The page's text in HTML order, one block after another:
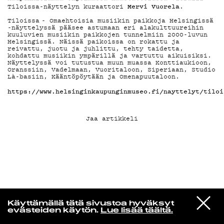
Käyttämällä tätä sivustoa hyväksyt
evästeiden käytön. Lue lisää täältä.
VIESTI
STUDIOON
Mitski
Remember My Name
KIRJAUDU SISÄÄN
Tiloissa-näyttelyn kuraattori Mervi Vuorela.
Tiloissa - Omaehtoisia musiikin paikkoja Helsingissä
-näyttelyssä pääsee astumaan eri alakulttuureihin
kuuluvien musiikin paikkojen tunnelmiin 2000-luvun
Helsingissä. Näissä paikoissa on rokattu ja
reivattu, juotu ja juhlittu, tehty taidetta,
kohdattu musiikin ympärillä ja vartuttu aikuisiksi.
Näyttelyssä voi tutustua muun muassa Konttiaukioon,
Oranssiin, Vadelmaan, Vuoritaloon, Siperiaan, Studio
Là-basiin, Kääntöpöytään ja Omenapuutaloon.
https://www.helsinginkaupunginmuseo.fi/nayttelyt/
Jaa artikkeli